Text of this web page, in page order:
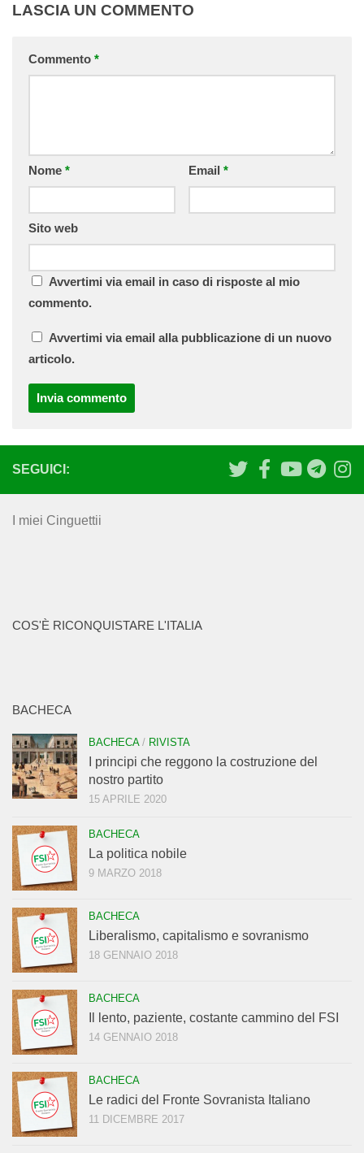
LASCIA UN COMMENTO
Commento *
Nome * Email *
Sito web
Avvertimi via email in caso di risposte al mio
commento.
Avvertimi via email alla pubblicazione di un nuovo
articolo.
SEGUICI:
I miei Cinguettii
COS'È RICONQUISTARE L'ITALIA
BACHECA
BACHECA/ RIVISTA
I principi che reggono la costruzione del
nostro partito
15 APRILE 2020
BACHECA
La politica nobile
9 MARZO 2018
BACHECA
Liberalismo, capitalismo e sovranismo
18 GENNAIO 2018
BACHECA
Il lento, paziente, costante cammino del FSI
14 GENNAIO 2018
BACHECA
Le radici del Fronte Sovranista Italiano
11 DICEMBRE 2017